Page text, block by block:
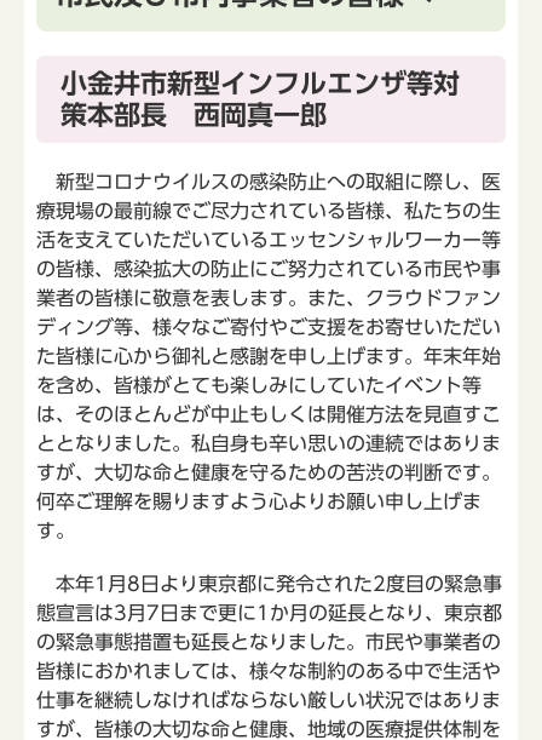
小金井市新型インフルエンザ等対
策本部長 西岡真一郎
新型コロナウイルスの感染防止への取組に際し、医
療現場の最前線でご尽力されている皆様、私たちの生
活を支えていただいているエッセンシャルワーカー等
の皆様、感染拡大の防止にご努力されている市民や事
業者の皆様に敬意を表します。また、クラウドファン
ディング等、様々なご寄付やご支援をお寄せいただい
た皆様に心から御礼と感謝を申し上げます。年末年始
を含め、皆様がとても楽しみにしていたイベント等
は、そのほとんどが中止もしくは開催方法を見直すこ
ととなりました。私自身も辛い思いの連続ではありま
すが、大切な命と健康を守るための苦渋の判断です。
何卒ご理解を賜りますよう心よりお願い申し上げま
す。
本年1月8日より東京都に発令された2度目の緊急事
態宣言は3月7日まで更に1か月の延長となり、東京都
の緊急事態措置も延長となりました。市民や事業者の
皆様におかれましては、様々な制約のある中で生活や
仕事を継続しなければならない厳しい状況ではありま
すが、皆様の大切な命と健康、地域の医療提供体制を